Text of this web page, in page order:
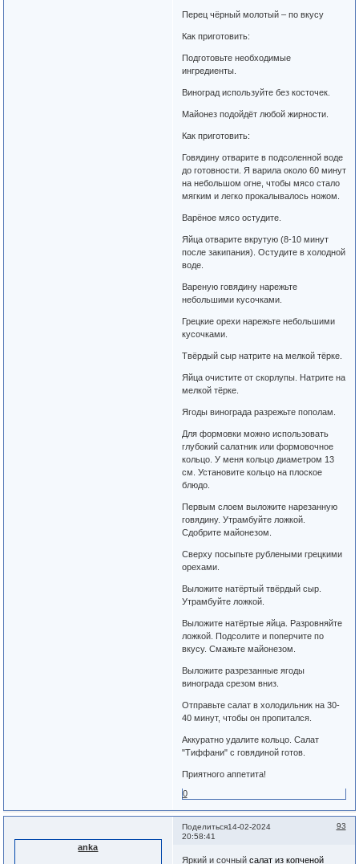
Перец чёрный молотый – по вкусу
Как приготовить:
Подготовьте необходимые
ингредиенты.
Виноград используйте без косточек.
Майонез подойдёт любой жирности.
Как приготовить:
Говядину отварите в подсоленной воде
до готовности. Я варила около 60 минут
на небольшом огне, чтобы мясо стало
мягким и легко прокалывалось ножом.
Варёное мясо остудите.
Яйца отварите вкрутую (8-10 минут
после закипания). Остудите в холодной
воде.
Вареную говядину нарежьте
небольшими кусочками.
Грецкие орехи нарежьте небольшими
кусочками.
Твёрдый сыр натрите на мелкой тёрке.
Яйца очистите от скорлупы. Натрите на
мелкой тёрке.
Ягоды винограда разрежьте пополам.
Для формовки можно использовать
глубокий салатник или формовочное
кольцо. У меня кольцо диаметром 13
см. Установите кольцо на плоское
блюдо.
Первым слоем выложите нарезанную
говядину. Утрамбуйте ложкой.
Сдобрите майонезом.
Сверху посыпьте рублеными грецкими
орехами.
Выложите натёртый твёрдый сыр.
Утрамбуйте ложкой.
Выложите натёртые яйца. Разровняйте
ложкой. Подсолите и поперчите по
вкусу. Смажьте майонезом.
Выложите разрезанные ягоды
винограда срезом вниз.
Отправьте салат в холодильник на 30-
40 минут, чтобы он пропитался.
Аккуратно удалите кольцо. Салат
"Тиффани" с говядиной готов.
Приятного аппетита!
0
Поделиться 93
14-02-2024
20:58:41
anka
Яркий и сочный салат из копченой